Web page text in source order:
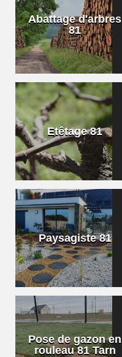
Abattage d'arbres
81
Etêtage 81
Paysagiste 81
Pose de gazon en
rouleau 81 Tarn